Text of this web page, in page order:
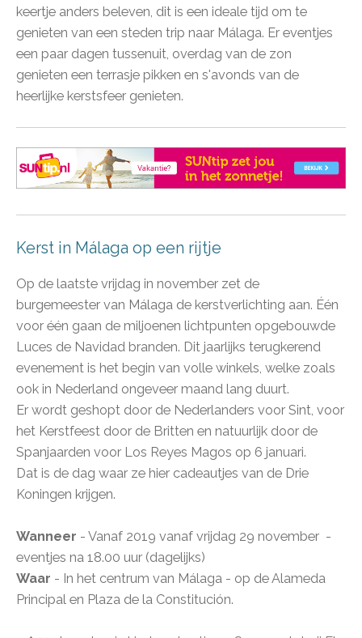
keertje anders beleven, dit is een ideale tijd om te
genieten van een steden trip naar Málaga. Er eventjes
een paar dagen tussenuit, overdag van de zon
genieten een terrasje pikken en s'avonds van de
heerlijke kerstsfeer genieten.
Kerst in Málaga op een rijtje
Op de laatste vrijdag in november zet de
burgemeester van Málaga de kerstverlichting aan. Één
voor één gaan de miljoenen lichtpunten opgebouwde
Luces de Navidad branden. Dit jaarlijks terugkerend
evenement is het begin van volle winkels, welke zoals
ook in Nederland ongeveer maand lang duurt.
Er wordt geshopt door de Nederlanders voor Sint, voor
het Kerstfeest door de Britten en natuurlijk door de
Spanjaarden voor Los Reyes Magos op 6 januari.
Dat is de dag waar ze hier cadeautjes van de Drie
Koningen krijgen.
Wanneer - Vanaf 2019 vanaf vrijdag 29 november -
eventjes na 18.00 uur (dagelijks)
Waar - In het centrum van Málaga - op de Alameda
Principal en Plaza de la Constitución.